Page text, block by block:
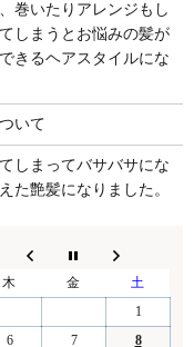
巻いたりアレンジもし
しまうとお悩みの髪が
きるヘアスタイルにな
いて
しまってバサバサにな
た艶髪になりました。
木 金
土
1
6 7 8